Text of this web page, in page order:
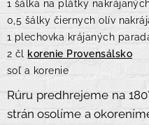
1 šálka na plátky
0,5 šálky čiernych olív
1 plechovka krájaných
2 čl korenie Provensálsko
soľ a korenie
Rúru predhrejeme na
strán osolíme a